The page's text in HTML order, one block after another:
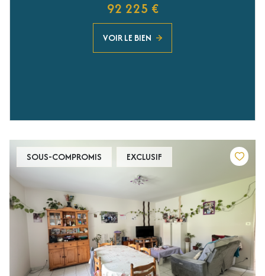
92 225 €
VOIR LE BIEN
SOUS-COMPROMIS EXCLUSIF